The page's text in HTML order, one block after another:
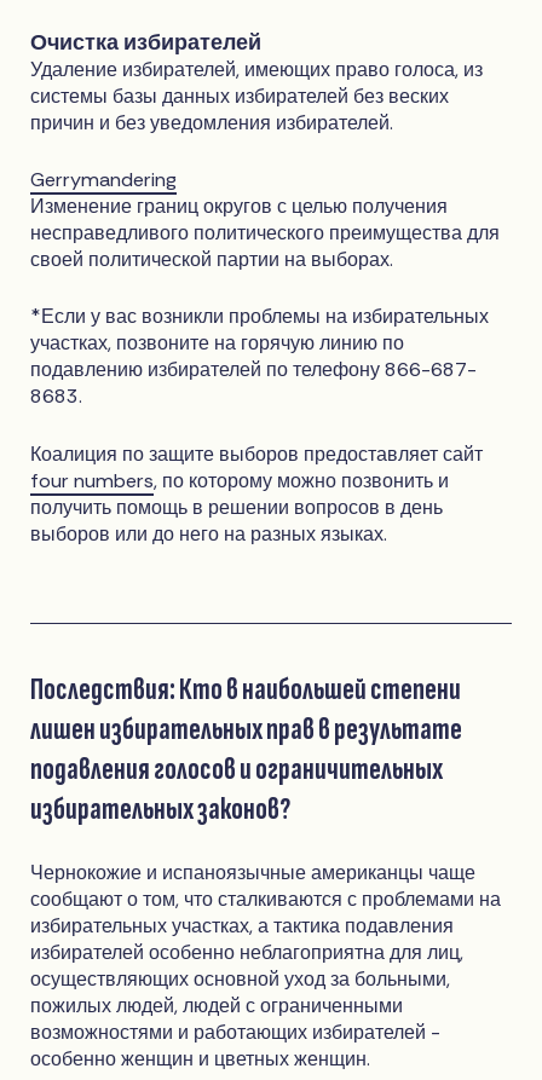
Очистка избирателей
Удаление избирателей, имеющих право голоса, из
системы базы данных избирателей без веских
причин и без уведомления избирателей.
Gerrymandering
Изменение границ округов с целью получения
несправедливого политического преимущества для
своей политической партии на выборах.
*Если у вас возникли проблемы на избирательных
участках, позвоните на горячую линию по
подавлению избирателей по телефону 866-687-
8683.
Коалиция по защите выборов предоставляет сайт
four numbers, по которому можно позвонить и
получить помощь в решении вопросов в день
выборов или до него на разных языках.
Последствия: Кто в наибольшей степени
лишен избирательных прав в результате
подавления голосов и ограничительных
избирательных законов?
Чернокожие и испаноязычные американцы чаще
сообщают о том, что сталкиваются с проблемами на
избирательных участках, а тактика подавления
избирателей особенно неблагоприятна для лиц,
осуществляющих основной уход за больными,
пожилых людей, людей с ограниченными
возможностями и работающих избирателей -
особенно женщин и цветных женщин.